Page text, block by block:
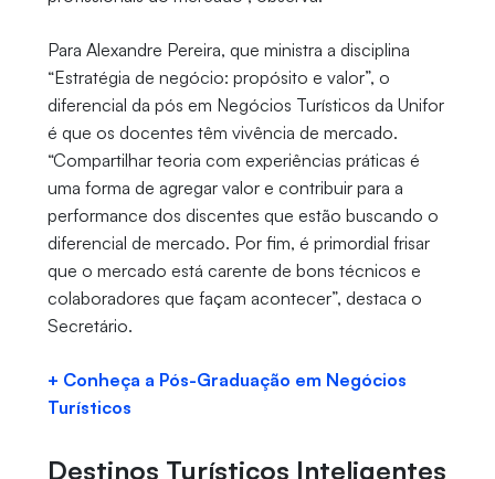
Para Alexandre Pereira, que ministra a disciplina
“Estratégia de negócio: propósito e valor”, o
diferencial da pós em Negócios Turísticos da Unifor
é que os docentes têm vivência de mercado.
“Compartilhar teoria com experiências práticas é
uma forma de agregar valor e contribuir para a
performance dos discentes que estão buscando o
diferencial de mercado. Por fim, é primordial frisar
que o mercado está carente de bons técnicos e
colaboradores que façam acontecer”, destaca o
Secretário.
+ Conheça a Pós-Graduação em Negócios
Turísticos
Destinos Turísticos Inteligentes